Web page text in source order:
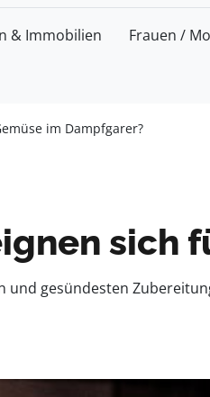
& Immobilien Frauen /
im Dampfgarer?
sich
und gesündesten